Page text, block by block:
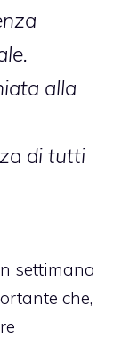
alla
di tutti
settimana
che,